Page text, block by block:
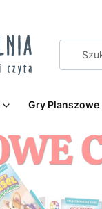
Gry Planszowe